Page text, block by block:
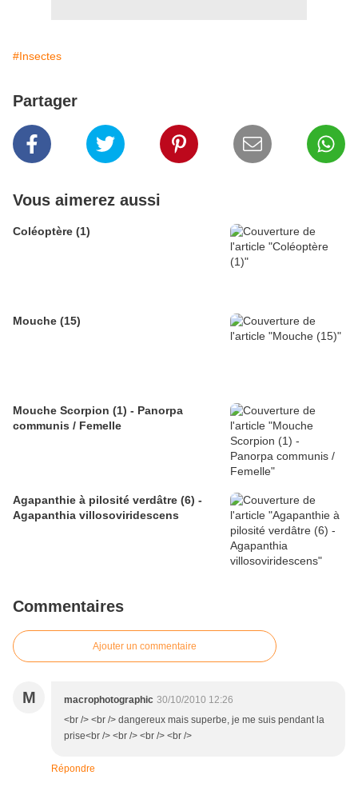
#Insectes
Partager
Vous aimerez aussi
Coléoptère (1)
Mouche (15)
Mouche Scorpion (1) - Panorpa
communis / Femelle
Agapanthie à pilosité verdâtre (6) -
Agapanthia villosoviridescens
Commentaires
Ajouter un commentaire
M macrophotographic 30/10/2010 12:26
<br /> <br /> dangereux mais superbe, je me suis pendant la
prise<br /> <br /> <br /> <br />
Répondre